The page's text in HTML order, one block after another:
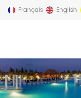
Français English